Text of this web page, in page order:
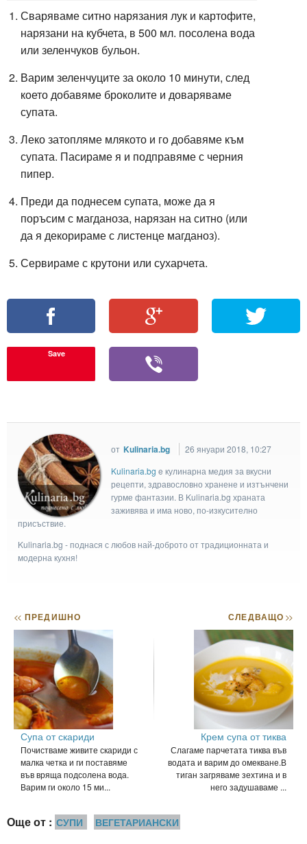
Сваряваме ситно нарязания лук и картофите,
нарязани на кубчета, в 500 мл. посолена вода
или зеленчуков бульон.
Варим зеленчуците за около 10 минути, след
което добавяме броколите и доваряваме
супата.
Леко затопляме млякото и го добавяме към
супата. Пасираме я и подправяме с черния
пипер.
Преди да поднесем супата, може да я
поръсим с магданоза, нарязан на ситно (или
да я декорираме с листенце магданоз).
Сервираме с крутони или сухарчета.
Save
от Kulinaria.bg
26 януари 2018, 10:27
Kulinaria.bg e кулинарна медия за вкусни
рецепти, здравословно хранене и изтънчени
гурме фантазии. В Kulinaria.bg храната
заживява и има ново, по-изкусително
присъствие.
Kulinaria.bg - поднася с любов най-доброто от традиционната и
модерна кухня!
<< ПРЕДИШНО
Супа от скариди
Почистваме живите скариди с
малка четка и ги поставяме
във вряща подсолена вода.
Варим ги около 15 ми...
СЛЕДВАЩО>>
Крем супа от тиква
Слагаме парчетата тиква във
водата и варим до омекване.В
тиган загряваме зехтина и в
него задушаваме ...
Още от : СУПИ ВЕГЕТАРИАНСКИ